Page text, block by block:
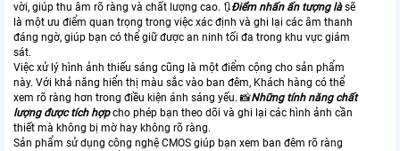
vời, giúp thu âm rõ ràng và chất lượng cao. 🔃Điểm nhấn ấn tượng làsẽ
là một ưu điểm quan trọng trong việc xác định và ghi lại các âm thanh
đáng ngờ, giúp bạn có thể giữ được an ninh tối đa trong khu vực giám
sát.
Việc xử lý hình ảnh thiếu sáng cũng là một điểm cộng cho sản phẩm
này. Với khả năng hiển thị màu sắc vào ban đêm, Khách hàng có thể
xem rõ ràng hơn trong điều kiện ánh sáng yếu. 📸Những tính năng chất
lượng được tích hợpcho phép bạn theo dõi và ghi lại các hình ảnh cần
thiết mà không bị mờ hay không rõ ràng.
Sản phẩm sử dụng công nghệ CMOS giúp bạn xem ban đêm rõ ràng